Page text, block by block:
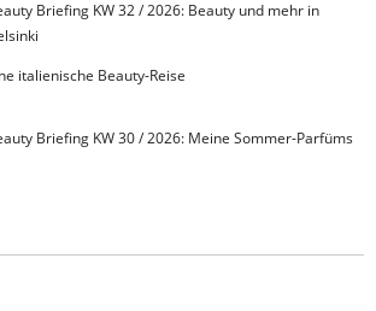
Briefing KW 32 / 2026: Beauty und mehr in
italienische Beauty-Reise
Briefing KW 30 / 2026: Meine Sommer-Parfüms